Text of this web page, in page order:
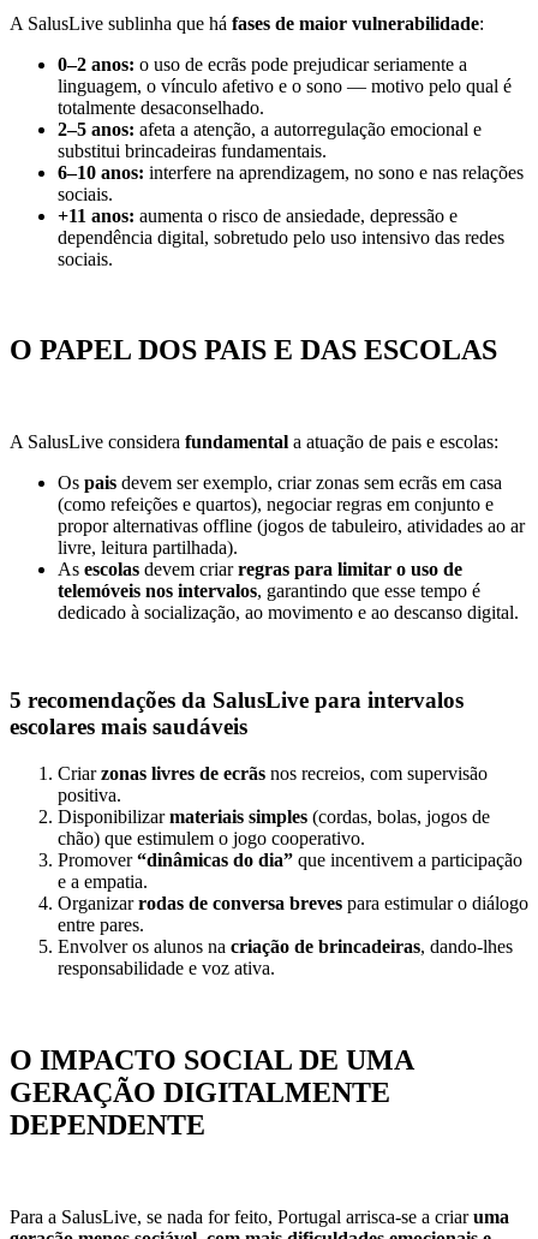
A SalusLive sublinha que há fases de maior vulnerabilidade:
0–2 anos: o uso de ecrãs pode prejudicar seriamente a
linguagem, o vínculo afetivo e o sono — motivo pelo qual é
totalmente desaconselhado.
2–5 anos: afeta a atenção, a autorregulação emocional e
substitui brincadeiras fundamentais.
6–10 anos: interfere na aprendizagem, no sono e nas relações
sociais.
+11 anos: aumenta o risco de ansiedade, depressão e
dependência digital, sobretudo pelo uso intensivo das redes
sociais.
O PAPEL DOS PAIS E DAS ESCOLAS
A SalusLive considera fundamental a atuação de pais e escolas:
Os pais devem ser exemplo, criar zonas sem ecrãs em casa
(como refeições e quartos), negociar regras em conjunto e
propor alternativas offline (jogos de tabuleiro, atividades ao ar
livre, leitura partilhada).
As escolas devem criarregras para limitar o uso de
telemóveis nos intervalos, garantindo que esse tempo é
dedicado à socialização, ao movimento e ao descanso digital.
5 recomendações da SalusLive para intervalos
escolares mais saudáveis
Criarzonas livres de ecrãs nos recreios, com supervisão
positiva.
Disponibilizarmateriais simples (cordas, bolas, jogos de
chão) que estimulem o jogo cooperativo.
Promover“dinâmicas do dia” que incentivem a participação
e a empatia.
Organizarrodas de conversa breves para estimular o diálogo
entre pares.
Envolver os alunos na criação de brincadeiras, dando-lhes
responsabilidade e voz ativa.
O IMPACTO SOCIAL DE UMA
GERAÇÃO DIGITALMENTE
DEPENDENTE
Para a SalusLive, se nada for feito, Portugal arrisca-se a criaruma